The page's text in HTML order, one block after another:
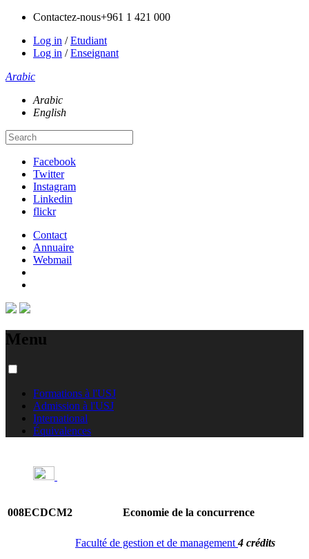
Contactez-nous+961 1 421 000
Log in /Etudiant
Log in /Enseignant
Arabic
Arabic
English
Facebook
Twitter
Instagram
Linkedin
flickr
Contact
Annuaire
Webmail
Menu
Formations à l'USJ
Admission à l'USJ
International
Équivalences
008ECDCM2 Economie de la concurrence
Faculté de gestion et de management4 crédits